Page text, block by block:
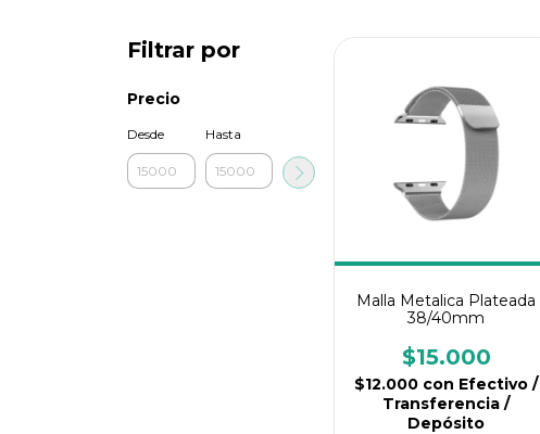
Filtrar por
Precio
Desde Hasta
Malla Metalica Plateada
38/40mm
$15.000
$12.000 con Efectivo /
Transferencia /
Depósito